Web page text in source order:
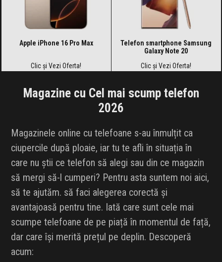
Apple iPhone 16 Pro Max
Clic și Vezi Oferta!
Telefon smartphone Samsung
Galaxy Note 20
Clic și Vezi Oferta!
Magazine cu Cel mai scump telefon
2026
Magazinele online cu telefoane s-au înmulțit ca
ciupercile după ploaie, iar tu te afli în situația în
care nu știi ce telefon să alegi sau din ce magazin
să mergi să-l cumperi? Pentru asta suntem noi aici,
să te ajutăm. să faci alegerea corectă și
avantajoasă pentru tine. Iată care sunt cele mai
scumpe telefoane de pe piață în momentul de față,
dar care își merită prețul pe deplin. Descoperă
acum: